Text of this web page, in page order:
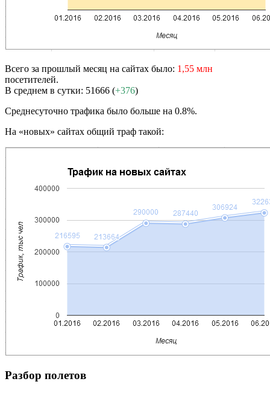
Всего за прошлый месяц на сайтах было: 1,55 млн
посетителей.
В среднем в сутки: 51666 (+376)
Среднесуточно трафика было больше на 0.8%.
На «новых» сайтах общий траф такой:
Разбор полетов